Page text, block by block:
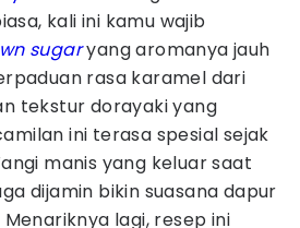
kali ini kamu wajib
sugaryang aromanya jauh
rasa karamel dari
tekstur dorayaki yang
ini terasa spesial sejak
manis yang keluar saat
dijamin bikin suasana dapur
lagi, resep ini